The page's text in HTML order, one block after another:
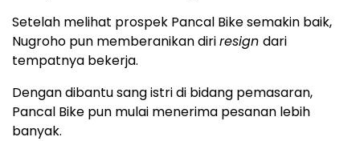
Setelah melihat prospek Pancal Bike semakin baik,
Nugroho pun memberanikan diriresign dari
tempatnya bekerja.
Dengan dibantu sang istri di bidang pemasaran,
Pancal Bike pun mulai menerima pesanan lebih
banyak.